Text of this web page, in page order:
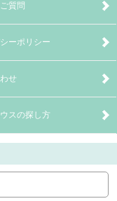
質問
ーポリシー
せ
スの探し方